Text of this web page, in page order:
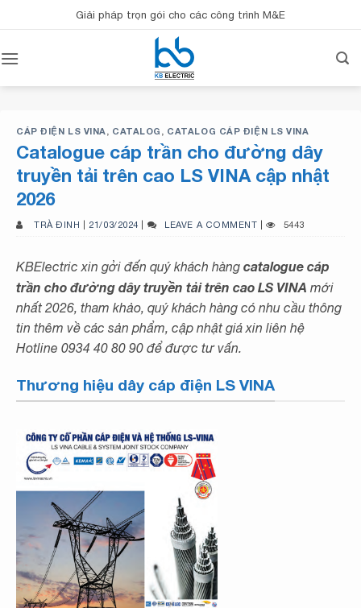
qua
dung
Giải pháp trọn gói cho các công trình M&E
CÁP ĐIỆN LS VINA, CATALOG , CATALOG CÁP ĐIỆN LS VINA
Catalogue cáp trần cho đường dây
truyền tải trên cao LS VINA cập nhật
2026
TRÀ ĐINH | 21/03/2024 | LEAVE A COMMENT | 5443
KBElectric xin gởi đến quý khách hàng catalogue cáp
trần cho đường dây truyền tải trên cao LS VINA mới
nhất 2026, tham khảo, quý khách hàng có nhu cầu thông
tin thêm về các sản phẩm, cập nhật giá xin liên hệ
Hotline 0934 40 80 90 để được tư vấn.
Thương hiệu dây cáp điện LS VINA